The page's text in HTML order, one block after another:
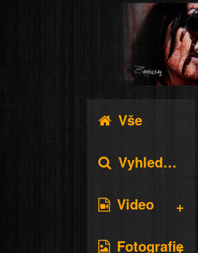
Vše
Vyhledávání
Video
Fotografie